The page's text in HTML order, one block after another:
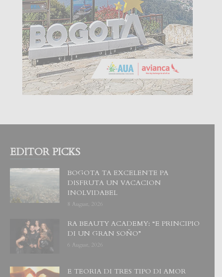
EDITOR PICKS
BOGOTA TA EXCELENTE PA
DISFRUTA UN VACACION
INOLVIDABEL
8 August, 2026
RA BEAUTY ACADEMY: “E PRINCIPIO
DI UN GRAN SOÑO”
6 August, 2026
E TEORIA DI TRES TIPO DI AMOR